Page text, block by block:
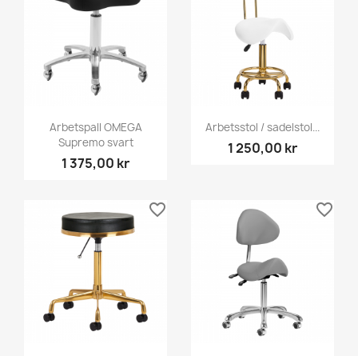
Arbetspall OMEGA
Supremo svart
1 375,00 kr
Arbetsstol / sadelstol...
1 250,00 kr
favorite_border favorite_border